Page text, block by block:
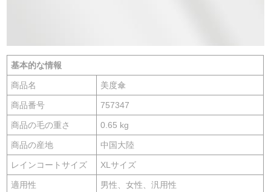
基本的な情報
商品名 美度傘
商品番号 757347
商品の毛の重さ 0.65 kg
商品の産地 中国大陸
レインコートサイズ XLサイズ
適用性 男性、女性、汎用性